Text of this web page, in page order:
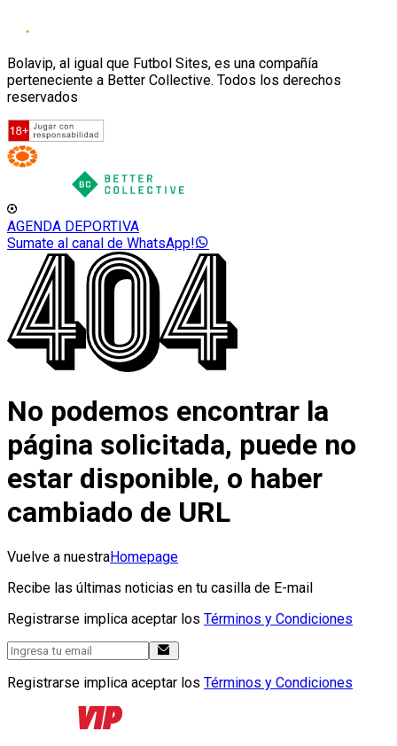
Bolavip, al igual que Futbol Sites, es una compañía
perteneciente a Better Collective. Todos los derechos
reservados
AGENDA DEPORTIVA
Sumate al canal de WhatsApp!
No podemos encontrar la
página solicitada, puede no
estar disponible, o haber
cambiado de URL
Vuelve a nuestraHomepage
Recibe las últimas noticias en tu casilla de E-mail
Registrarse implica aceptar los Términos y Condiciones
Registrarse implica aceptar los Términos y Condiciones